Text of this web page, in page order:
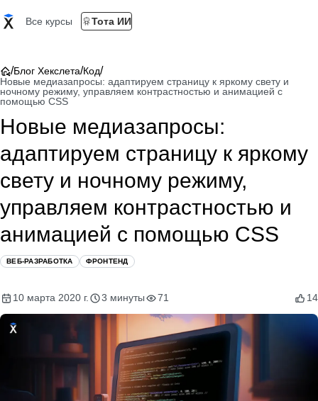
Все курсы Тота ИИ
/Блог Хекслета/Код/
Новые медиазапросы: адаптируем страницу к яркому свету и
ночному режиму, управляем контрастностью и анимацией с
помощью CSS
Новые медиазапросы:
адаптируем страницу к яркому
свету и ночному режиму,
управляем контрастностью и
анимацией с помощью CSS
ВЕБ-РАЗРАБОТКА ФРОНТЕНД
10 марта 2020 г. 3 минуты 71 14